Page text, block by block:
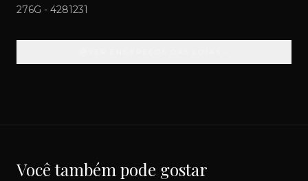
276G - 4281231
Você também pode gostar